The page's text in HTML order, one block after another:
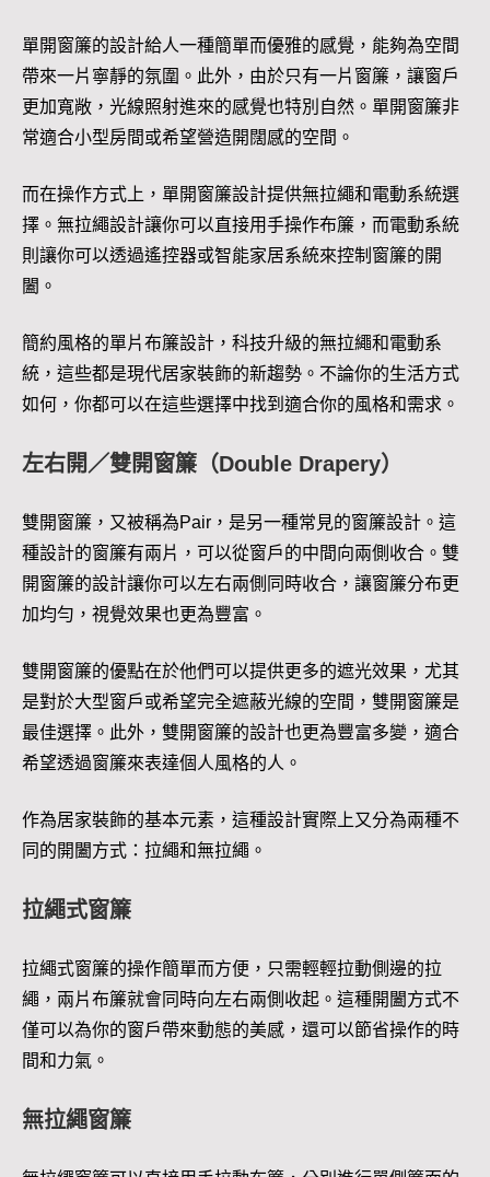
單開窗簾的設計給人一種簡單而優雅的感覺，能夠為空間
帶來一片寧靜的氛圍。此外，由於只有一片窗簾，讓窗戶
更加寬敞，光線照射進來的感覺也特別自然。單開窗簾非
常適合小型房間或希望營造開闊感的空間。
而在操作方式上，單開窗簾設計提供無拉繩和電動系統選
擇。無拉繩設計讓你可以直接用手操作布簾，而電動系統
則讓你可以透過遙控器或智能家居系統來控制窗簾的開
闔。
簡約風格的單片布簾設計，科技升級的無拉繩和電動系
統，這些都是現代居家裝飾的新趨勢。不論你的生活方式
如何，你都可以在這些選擇中找到適合你的風格和需求。
左右開／雙開窗簾（Double Drapery）
雙開窗簾，又被稱為Pair，是另一種常見的窗簾設計。這
種設計的窗簾有兩片，可以從窗戶的中間向兩側收合。雙
開窗簾的設計讓你可以左右兩側同時收合，讓窗簾分布更
加均勻，視覺效果也更為豐富。
雙開窗簾的優點在於他們可以提供更多的遮光效果，尤其
是對於大型窗戶或希望完全遮蔽光線的空間，雙開窗簾是
最佳選擇。此外，雙開窗簾的設計也更為豐富多變，適合
希望透過窗簾來表達個人風格的人。
作為居家裝飾的基本元素，這種設計實際上又分為兩種不
同的開闔方式：拉繩和無拉繩。
拉繩式窗簾
拉繩式窗簾的操作簡單而方便，只需輕輕拉動側邊的拉
繩，兩片布簾就會同時向左右兩側收起。這種開闔方式不
僅可以為你的窗戶帶來動態的美感，還可以節省操作的時
間和力氣。
無拉繩窗簾